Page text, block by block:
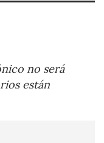
no será
están